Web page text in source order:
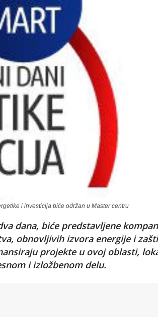
i investicija biće održan u Master centru
dana, biće predstavljene
obnovljivih izvora energije i
projekte u ovoj oblasti,
i izložbenom delu.